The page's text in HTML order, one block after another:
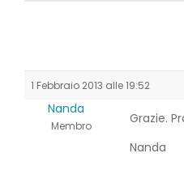
1 Febbraio 2013 alle 19:52
Nanda
Membro
Grazie.
Nanda